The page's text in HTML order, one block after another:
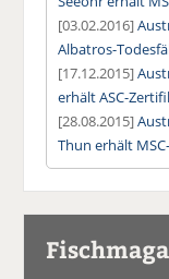
[03.02.2016]
Albatros-
[17.12.2015]
erhält ASC-
[28.08.2015]
Thun erhält